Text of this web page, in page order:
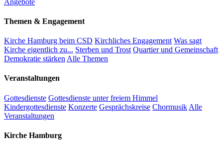
Themen & Engagement
Kirche Hamburg beim CSD Kirchliches Engagement Was sagt
Kirche eigentlich zu... Sterben und Trost Quartier und Gemeinschaft
Demokratie stärken Alle Themen
Veranstaltungen
Gottesdienste Gottesdienste unter freiem Himmel
Kindergottesdienste Konzerte Gesprächskreise Chormusik Alle
Veranstaltungen
Kirche Hamburg